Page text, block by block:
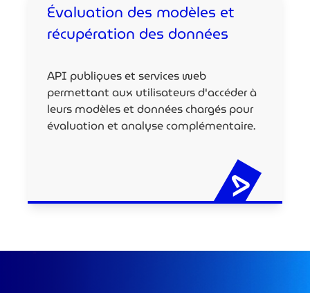
Évaluation des modèles et
récupération des données
API publiques et services web
permettant aux utilisateurs d'accéder à
leurs modèles et données chargés pour
évaluation et analyse complémentaire.